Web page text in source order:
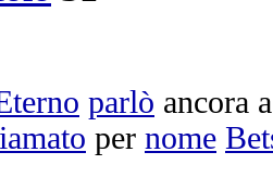
parlò ancora
per nome